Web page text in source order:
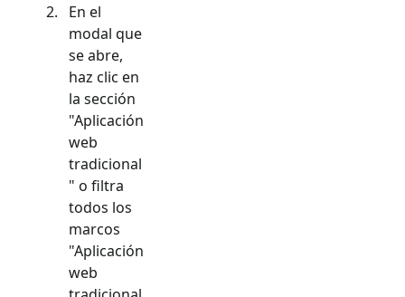
En el
modal que
se abre,
haz clic en
la sección
"Aplicación
web
tradicional
" o filtra
todos los
marcos
"Aplicación
web